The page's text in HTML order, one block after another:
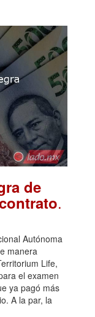
de
.
Autónoma
manera
Life,
el examen
ya pagó más
A la par, la